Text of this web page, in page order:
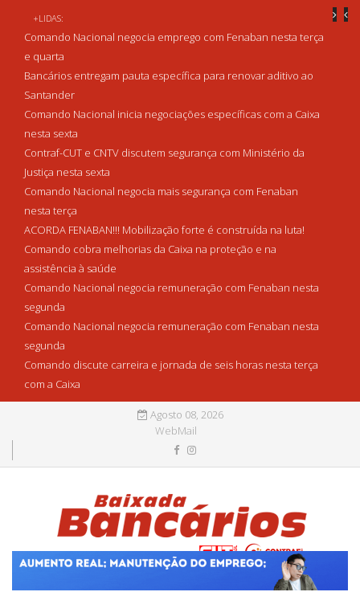
+LIDAS:
Comando Nacional negocia emprego com Fenaban nesta terça
e quarta
Bancários entregam pauta específica para renovar aditivo ao
Santander
Comando Nacional inicia negociações específicas com a Caixa
nesta sexta
Contraf-CUT e CNTV discutem segurança com Ministério da
Justiça nesta sexta
Comando Nacional negocia mais segurança com Fenaban
nesta terça
ACORDA FENABAN!!! Mobilização forte é construída na luta!
Comando cobra melhorias da Caixa na proteção e na
assistência à saúde
Comando Nacional negocia remuneração com Fenaban nesta
segunda
Comando Nacional negocia remuneração com Fenaban nesta
segunda
Comando discute carreira e jornada de seis horas nesta terça
com a Caixa
Agosto 08, 2026
WebMail